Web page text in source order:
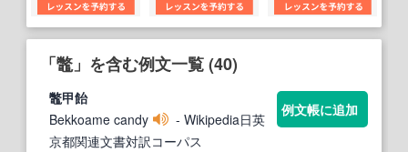
「鼈」を含む例文一覧 (40)
鼈甲飴
Bekkoame candy
- Wikipedia日英
京都関連文書対訳コーパス
例文帳に追加